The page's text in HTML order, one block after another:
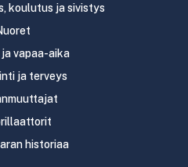
koulutus ja sivistys
vapaa-aika
ja terveys
historiaa